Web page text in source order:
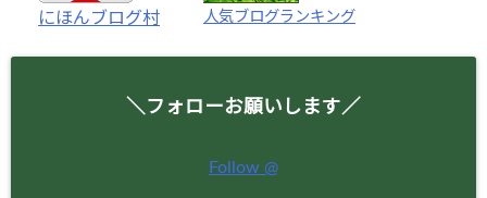
にほんブログ村 人気ブログランキング
＼フォローお願いします／
Follow @